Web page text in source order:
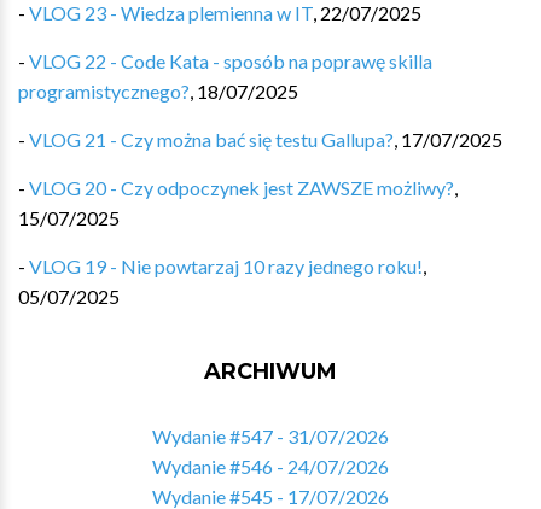
- VLOG 23 - Wiedza plemienna w IT, 22/07/2025
- VLOG 22 - Code Kata - sposób na poprawę skilla
programistycznego?, 18/07/2025
- VLOG 21 - Czy można bać się testu Gallupa?, 17/07/2025
- VLOG 20 - Czy odpoczynek jest ZAWSZE możliwy?,
15/07/2025
- VLOG 19 - Nie powtarzaj 10 razy jednego roku!,
05/07/2025
ARCHIWUM
Wydanie #547 - 31/07/2026
Wydanie #546 - 24/07/2026
Wydanie #545 - 17/07/2026